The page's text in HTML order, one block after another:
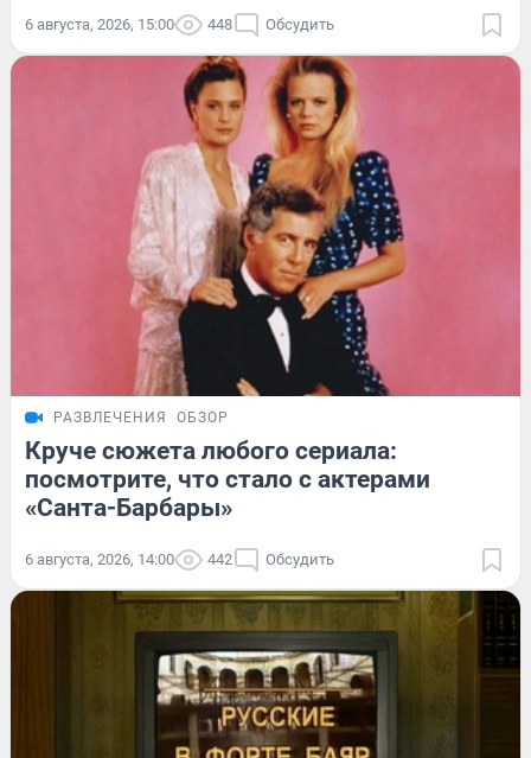
6 августа, 2026, 15:00 448 Обсудить
РАЗВЛЕЧЕНИЯ ОБЗОР
Круче сюжета любого сериала:
посмотрите, что стало с актерами
«Санта-Барбары»
6 августа, 2026, 14:00 442 Обсудить